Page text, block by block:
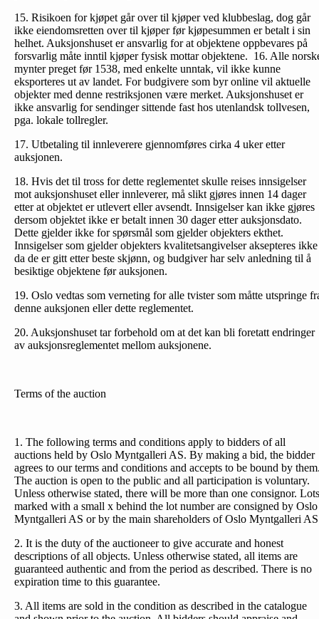
15. Risikoen for kjøpet går over til kjøper ved klubbeslag, dog går
ikke eiendomsretten over til kjøper før kjøpesummen er betalt i sin
helhet. Auksjonshuset er ansvarlig for at objektene oppbevares på
forsvarlig måte inntil kjøper fysisk mottar objektene. 16. Alle
mynter preget før 1538, med enkelte unntak, vil ikke kunne
eksporteres ut av landet. For budgivere som byr online vil aktuelle
objekter med denne restriksjonen være merket. Auksjonshuset er
ikke ansvarlig for sendinger sittende fast hos utenlandsk tollvesen,
pga. lokale tollregler.
17. Utbetaling til innleverere gjennomføres cirka 4 uker etter
auksjonen.
18. Hvis det til tross for dette reglementet skulle reises inn­sigelser
mot auksjonshuset eller innleverer, må slikt gjøres innen 14 dager
etter at objektet er utlevert eller avsendt. Innsigelser kan ikke gjøres
dersom objektet ikke er betalt innen 30 dager etter auksjonsdato.
Dette gjelder ikke for spørsmål som gjelder objekters ekthet.
Innsigelser som gjelder objekters kvalitetsangivelser aksepteres ikke
da de er gitt etter beste skjønn, og budgiver har selv anledning til å
besiktige objektene før auksjonen.
19. Oslo vedtas som verneting for alle tvister som måtte utspringe
denne auksjonen eller dette reglementet.
20. Auksjonshuset tar forbehold om at det kan bli foretatt endringer
av auksjonsreglementet mellom auksjonene.
Terms of the auction
1. The following terms and conditions apply to bidders of all
auctions held by Oslo Myntgalleri AS. By making a bid, the bidder
agrees to our terms and conditions and accepts to be bound by
The auction is open to the public and all participation is voluntary.
Unless otherwise stated, there will be more than one consignor. Lots
marked with a small x behind the lot number are consigned by Oslo
Myntgalleri AS or by the main shareholders of Oslo Myntgalleri
2. It is the duty of the auctioneer to give accurate and honest
descriptions of all objects. Unless otherwise stated, all items are
guaranteed authentic and from the period as described. There is no
expiration time to this guarantee.
3. All items are sold in the condition as described in the catalogue